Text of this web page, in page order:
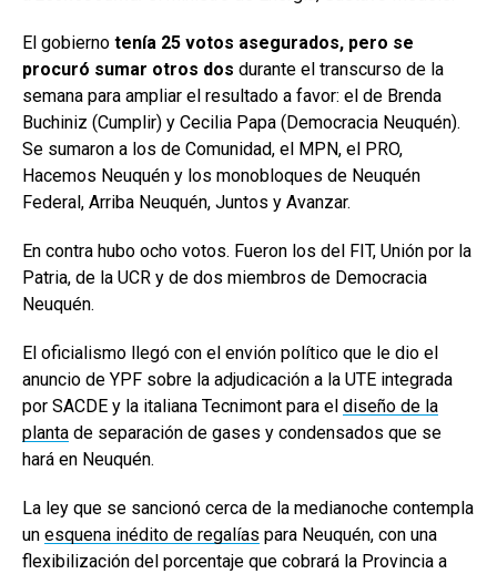
El gobierno tenía 25 votos asegurados, pero se
procuró sumar otros dos durante el transcurso de la
semana para ampliar el resultado a favor: el de Brenda
Buchiniz (Cumplir) y Cecilia Papa (Democracia Neuquén).
Se sumaron a los de Comunidad, el MPN, el PRO,
Hacemos Neuquén y los monobloques de Neuquén
Federal, Arriba Neuquén, Juntos y Avanzar.
En contra hubo ocho votos. Fueron los del FIT, Unión por la
Patria, de la UCR y de dos miembros de Democracia
Neuquén.
El oficialismo llegó con el envión político que le dio el
anuncio de YPF sobre la adjudicación a la UTE integrada
por SACDE y la italiana Tecnimont para el diseño de la
planta de separación de gases y condensados que se
hará en Neuquén.
La ley que se sancionó cerca de la medianoche contempla
un esquena inédito de regalías para Neuquén, con una
flexibilización del porcentaje que cobrará la Provincia a